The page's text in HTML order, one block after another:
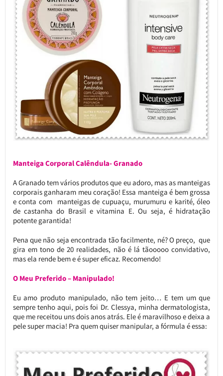
Manteiga Corporal Calêndula- Granado
A Granado tem vários produtos que eu adoro, mas as manteigas
corporais ganharam meu coração! Essa manteiga é bem grossa
e conta com manteigas de cupuaçu, murumuru e karité, óleo
de castanha do Brasil e vitamina E. Ou seja, é hidratação
potente garantida!
Pena que não seja encontrada tão facilmente, né? O preço, que
gira em tono de 20 realidades, não é lá tãooooo convidativo,
mas ela rende bem e é super eficaz. Recomendo!
O Meu Preferido – Manipulado!
Eu amo produto manipulado, não tem jeito… E tem um que
sempre tenho aqui, pois foi Dr. Clessya, minha dermatologista,
que me receitou uns dois anos atrás. Ele é maravilhoso e deixa a
pele super macia! Pra quem quiser manipular, a fórmula é essa: